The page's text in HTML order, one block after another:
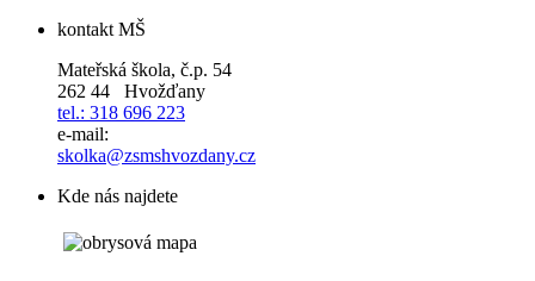
kontakt MŠ
Mateřská škola, č.p. 54
262 44 Hvožďany
tel.: 318 696 223
e-mail:
skolka@zsmshvozdany.cz
Kde nás najdete